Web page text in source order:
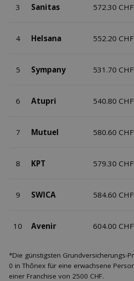
3 Sanitas 572.30 CHF
4 Helsana 552.20 CHF
5 Sympany 531.70 CHF
6 Atupri 540.80 CHF
7 Mutuel 580.60 CHF
8 KPT 579.30 CHF
9 SWICA 584.60 CHF
10 Avenir 604.00 CHF
*Die günstigsten Grundversicherungs-
0 in Thônex für eine erwachsene
einer Franchise von 2500 CHF.